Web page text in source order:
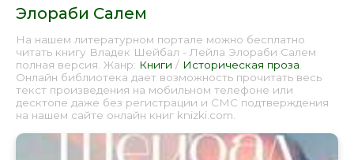
Элораби Салем
На нашем литературном портале можно бесплатно
читать книгу Владек Шейбал - Лейла Элораби Салем
полная версия. Жанр: Книги / Историческая проза
Онлайн библиотека дает возможность прочитать весь
текст произведения на мобильном телефоне или
десктопе даже без регистрации и СМС подтверждения
на нашем сайте онлайн книг knizki.com.